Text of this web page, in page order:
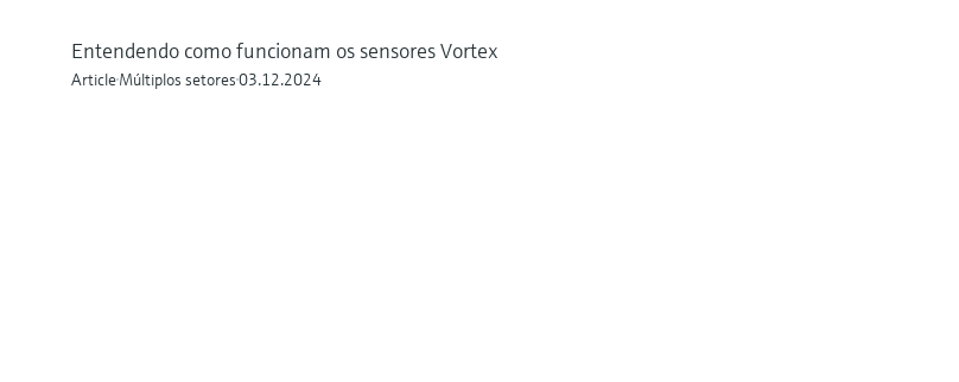
Entendendo como funcionam os sensores Vortex
ArticleMúltiplos setores03.12.2024